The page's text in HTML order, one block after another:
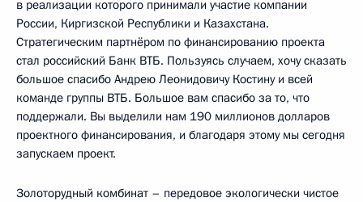
в реализации которого принимали участие компании
России, Киргизской Республики и Казахстана.
Стратегическим партнёром по финансированию проекта
стал российский Банк ВТБ. Пользуясь случаем, хочу сказать
большое спасибо Андрею Леонидовичу Костину и всей
команде группы ВТБ. Большое вам спасибо за то, что
поддержали. Вы выделили нам 190 миллионов долларов
проектного финансирования, и благодаря этому мы сегодня
запускаем проект.
Золоторудный комбинат – передовое экологически чистое